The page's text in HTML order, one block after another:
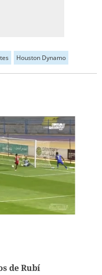
Houston Dynamo
de Rubí